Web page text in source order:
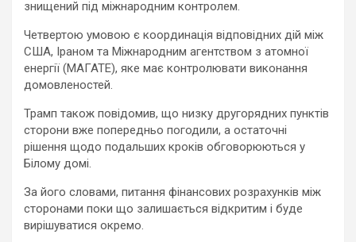
знищений під міжнародним контролем.
Четвертою умовою є координація відповідних дій між
США, Іраном та Міжнародним агентством з атомної
енергії (МАГАТЕ), яке має контролювати виконання
домовленостей.
Трамп також повідомив, що низку другорядних пунктів
сторони вже попередньо погодили, а остаточні
рішення щодо подальших кроків обговорюються у
Білому домі.
За його словами, питання фінансових розрахунків між
сторонами поки що залишається відкритим і буде
вирішуватися окремо.